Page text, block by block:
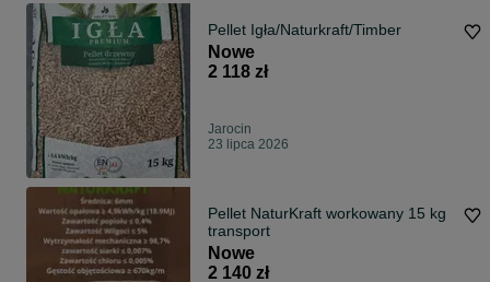
Pellet Igła/Naturkraft/Timber
Nowe
2 118 zł
Jarocin
23 lipca 2026
Pellet NaturKraft workowany 15 kg
transport
Nowe
2 140 zł